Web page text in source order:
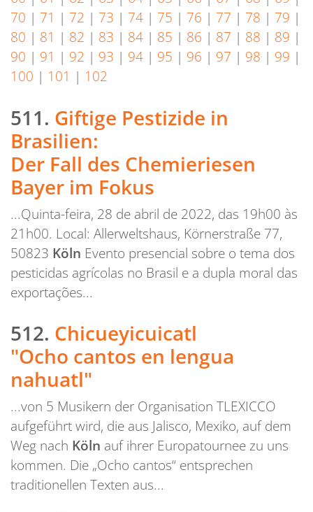
70 | 71 | 72 | 73 | 74 | 75 | 76 | 77 | 78 | 79 |
80 | 81 | 82 | 83 | 84 | 85 | 86 | 87 | 88 | 89 |
90 | 91 | 92 | 93 | 94 | 95 | 96 | 97 | 98 | 99 |
100 | 101 | 102
511. Giftige Pestizide in
Brasilien:
Der Fall des Chemieriesen
Bayer im Fokus
...Quinta-feira, 28 de abril de 2022, das 19h00 às
21h00. Local: Allerweltshaus, Körnerstraße 77,
50823 Köln Evento presencial sobre o tema dos
pesticidas agrícolas no Brasil e a dupla moral das
exportações...
512. Chicueyicuicatl
"Ocho cantos en lengua
nahuatl"
...von 5 Musikern der Organisation TLEXICCO
aufgeführt wird, die aus Jalisco, Mexiko, auf dem
Weg nach Köln auf ihrer Europatournee zu uns
kommen. Die „Ocho cantos“ entsprechen
traditionellen Texten aus...